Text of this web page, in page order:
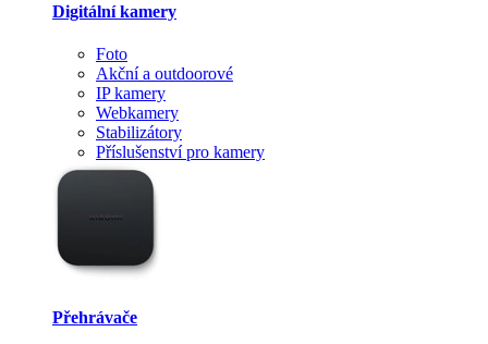
Digitální kamery
Foto
Akční a outdoorové
IP kamery
Webkamery
Stabilizátory
Příslušenství pro kamery
Přehrávače